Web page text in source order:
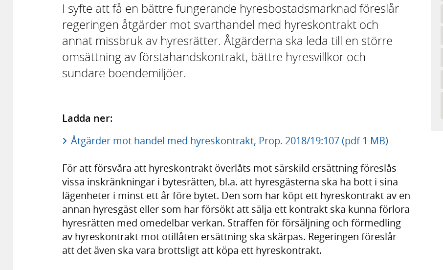
I syfte att få en bättre fungerande hyresbostadsmarknad föreslår
regeringen åtgärder mot svarthandel med hyreskontrakt och
annat missbruk av hyresrätter. Åtgärderna ska leda till en större
omsättning av förstahandskontrakt, bättre hyresvillkor och
sundare boendemiljöer.
Ladda ner:
Åtgärder mot handel med hyreskontrakt, Prop. 2018/19:107 (pdf 1 MB)
För att försvåra att hyreskontrakt överlåts mot särskild ersättning föreslås
vissa inskränkningar i bytesrätten, bl.a. att hyresgästerna ska ha bott i sina
lägenheter i minst ett år före bytet. Den som har köpt ett hyreskontrakt av en
annan hyresgäst eller som har försökt att sälja ett kontrakt ska kunna förlora
hyresrätten med omedelbar verkan. Straffen för försäljning och förmedling
av hyreskontrakt mot otillåten ersättning ska skärpas. Regeringen föreslår
att det även ska vara brottsligt att köpa ett hyreskontrakt.